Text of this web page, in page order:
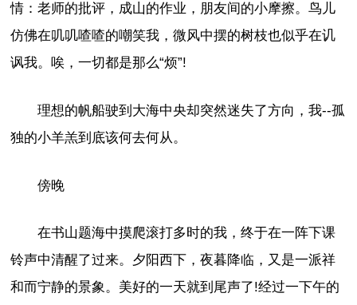
情：老师的批评，成山的作业，朋友间的小摩擦。鸟儿
仿佛在叽叽喳喳的嘲笑我，微风中摆的树枝也似乎在讥
讽我。唉，一切都是那么“烦”!
理想的帆船驶到大海中央却突然迷失了方向，我--孤
独的小羊羔到底该何去何从。
傍晚
在书山题海中摸爬滚打多时的我，终于在一阵下课
铃声中清醒了过来。夕阳西下，夜暮降临，又是一派祥
和而宁静的景象。美好的一天就到尾声了!经过一下午的